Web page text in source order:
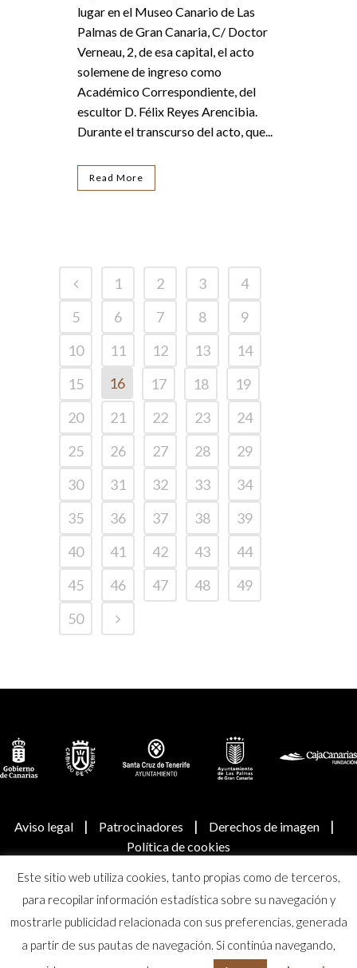
lugar en el Museo Canario de Las
Palmas de Gran Canaria, C/ Doctor
Verneau, 2, de esa capital, el acto
solemene de ingreso como
Académico Correspondiente, del
escultor D. Félix Reyes Arencibia.
Durante el transcurso del acto, que...
Read More
1 2 3
4
5
6 7 8
9
10
11 12 13
14
15
16 17 18
19
20
21 22 23
24
25
26 27 28
29
30
31 32 33
34
35
36 37 38
39
40
41 42 43
44
45
46 47 48
49
50
Aviso legal | Patrocinadores | Derechos de imagen |
Política de cookies
© Real Academia Canaria de Bellas Artes de San Miguel
Arcángel
Este sitio web utiliza cookies, tanto propias como de terceros,
para recopilar información estadística sobre su navegación y
mostrarle publicidad relacionada con sus preferencias, generada
a partir de sus pautas de navegación. Si continúa navegando,